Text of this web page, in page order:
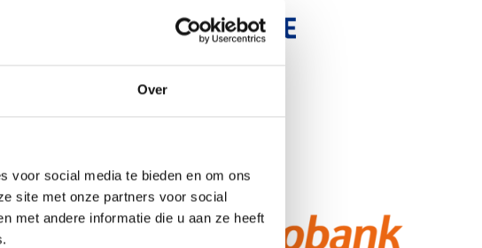
Over
voor social media te bieden en om ons
site met onze partners voor social
met andere informatie die u aan ze heeft